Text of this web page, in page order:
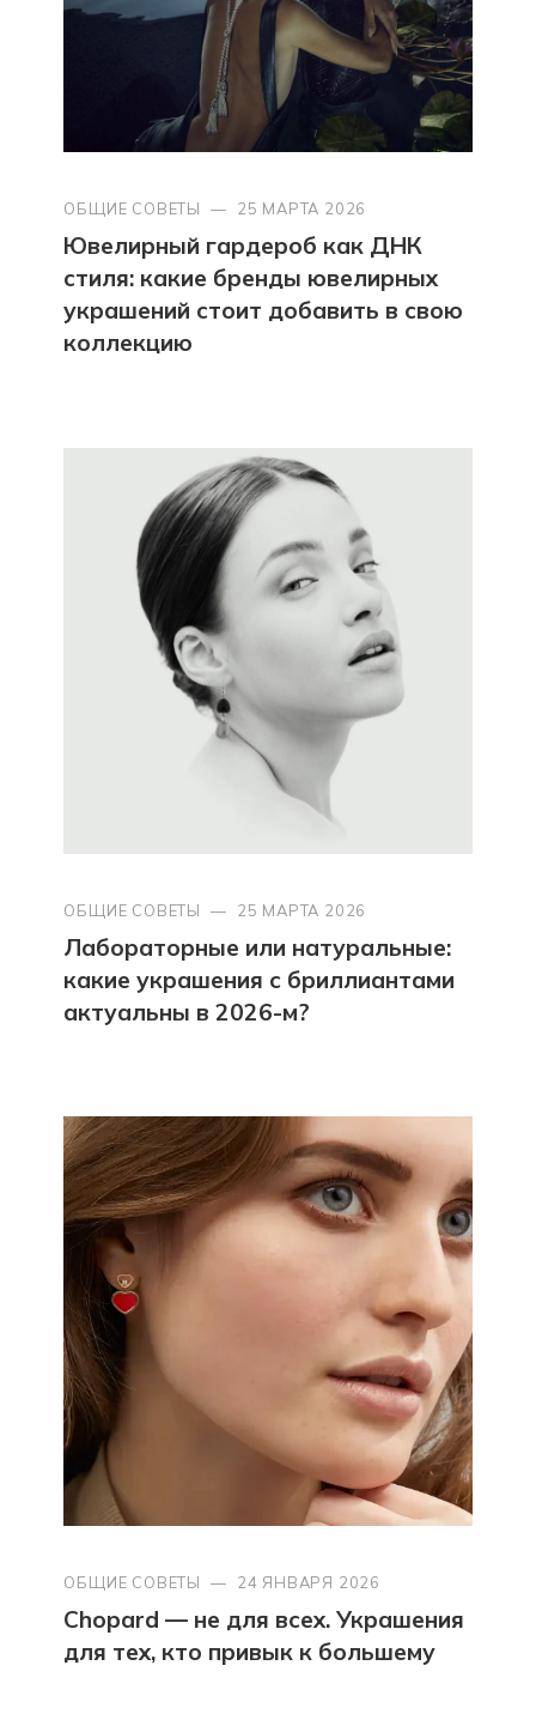
ОБЩИЕ СОВЕТЫ — 25 МАРТА 2026
Ювелирный гардероб как ДНК
стиля: какие бренды ювелирных
украшений стоит добавить в свою
коллекцию
ОБЩИЕ СОВЕТЫ — 25 МАРТА 2026
Лабораторные или натуральные:
какие украшения с бриллиантами
актуальны в 2026-м?
ОБЩИЕ СОВЕТЫ — 24 ЯНВАРЯ 2026
Chopard — не для всех. Украшения
для тех, кто привык к большему